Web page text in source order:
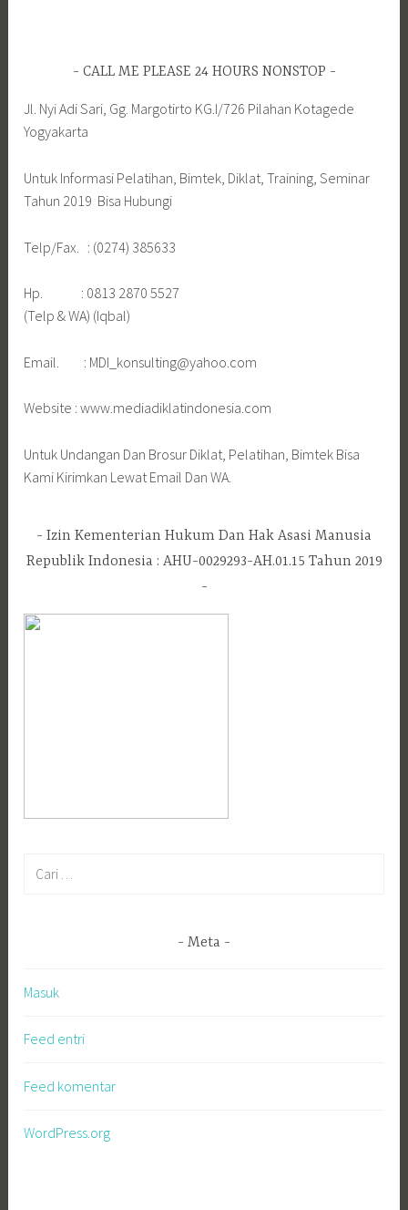
CALL ME PLEASE 24 HOURS NONSTOP
Jl. Nyi Adi Sari, Gg. Margotirto KG.I/726 Pilahan Kotagede
Yogyakarta
Untuk Informasi Pelatihan, Bimtek, Diklat, Training, Seminar
Tahun 2019 Bisa Hubungi
Telp/Fax. : (0274) 385633
Hp. : 0813 2870 5527
(Telp & WA) (Iqbal)
Email. : MDI_konsulting@yahoo.com
Website : www.mediadiklatindonesia.com
Untuk Undangan Dan Brosur Diklat, Pelatihan, Bimtek Bisa
Kami Kirimkan Lewat Email Dan WA.
Izin Kementerian Hukum Dan Hak Asasi Manusia
Republik Indonesia : AHU-0029293-AH.01.15 Tahun 2019
Meta
Masuk
Feed entri
Feed komentar
WordPress.org